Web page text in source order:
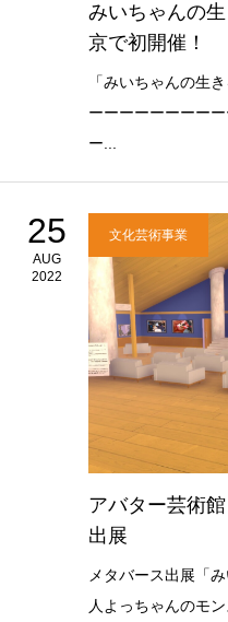
みいちゃんの
京で初開催！
「みいちゃんの生
ーーーーーーーー
ー...
25
AUG
2022
文化芸術事業
アバター芸術
出展
メタバース出展「
人よっちゃんのモ